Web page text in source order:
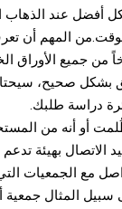
أفضل عند الذهاب
المهم أن
جميع الأوراق
بشكل صحيح،
دراسة طلبك.
أو أنه من
بهيئة
مع الجمعيات
سبيل المثال جمعية